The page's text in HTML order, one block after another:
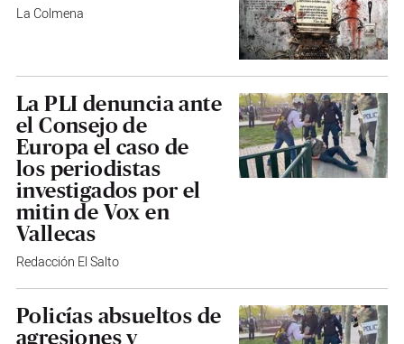
La Colmena
La PLI denuncia ante
el Consejo de
Europa el caso de
los periodistas
investigados por el
mitin de Vox en
Vallecas
Redacción El Salto
Policías absueltos de
agresiones y